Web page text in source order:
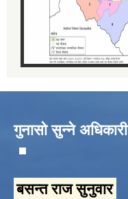
गुनासो सुन्ने अधिकारी
बसन्त राज सुनुवार